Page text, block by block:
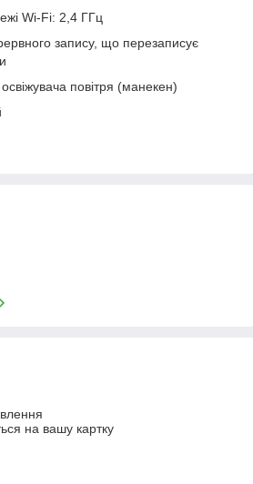
Wi-Fi: 2,4 ГГц
запису, що перезаписує
повітря (манекен)
на вашу картку